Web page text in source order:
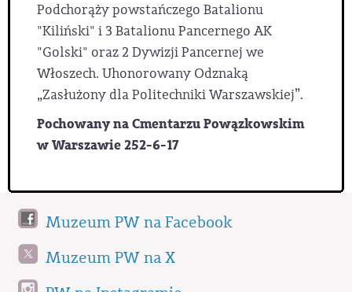
Podchorąży powstańczego Batalionu
"Kiliński" i 3 Batalionu Pancernego AK
"Golski" oraz 2 Dywizji Pancernej we
Włoszech. Uhonorowany Odznaką
„Zasłużony dla Politechniki Warszawskiej”.
Pochowany na Cmentarzu Powązkowskim
w Warszawie 252-6-17
Muzeum PW na Facebook
Muzeum PW na X